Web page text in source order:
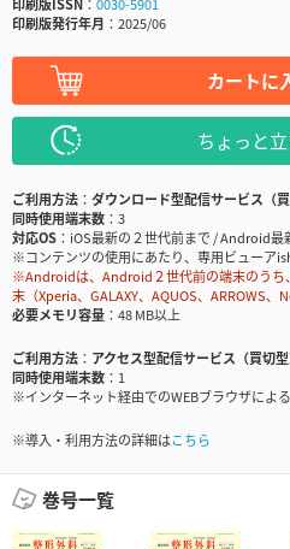
印刷版発行年月
2025/06
カートに
ちょっと
ご利用方法
ダウンロード型配信サービス（買
同時使用端末数
3
対応OS
iOS最新の２世代前まで / Android最
※コンテンツの使用にあたり、専用ビューア
※Androidは、Android２世代前の端末のうち
末（Xperia、GALAXY、AQUOS、ARROWS
必要メモリ容量
48 MB以上
ご利用方法
アクセス型配信サービス（買切型
同時使用端末数
1
※インターネット経由でのWEBブラウザによ
※導入・利用方法の詳細はこちら
巻号一覧